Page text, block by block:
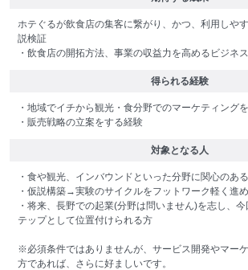
ホテぐるが飲食店の集客に繋がり、かつ、利用しや
説検証
・飲食店の開拓方法、事業の収益力を高めるビジネ
得られる経験
・地域でイチから観光・食分野でのマーケティング
・販売戦略の立案をする経験
対象となる人
・食や観光、インバウンドといった分野に関心のあ
・仮説構築→実験のサイクルをフットワーク軽く進
・将来、長野での起業(分野は問いません)を志し、
テップとして位置付けられる方
※必須条件ではありませんが、サービス開発やマー
方であれば、さらに好ましいです。